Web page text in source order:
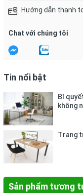
Hướng dẫn thanh
Chat với chúng tôi
Tin nổi bật
Bí
không
Trang
Sản phẩm tương